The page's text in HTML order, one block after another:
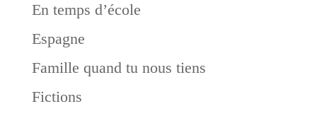
En temps d’école
Espagne
Famille quand tu nous tiens
Fictions